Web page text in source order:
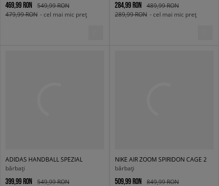
469,99 RON
549,99 RON
479,99 RON - cel mai mic preț
284,99 RON
489,99 RON
289,99 RON - cel mai mic preț
ADIDAS HANDBALL SPEZIAL
bărbați
399,99 RON
549,99 RON
NIKE AIR ZOOM SPIRIDON CAGE 2
bărbați
509,99 RON
849,99 RON